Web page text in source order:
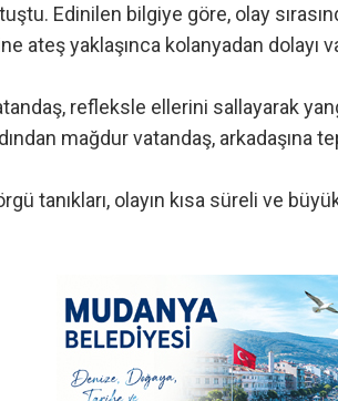
Edinilen bilgiye göre, olay
ateş yaklaşınca kolanyadan dolayı
refleksle ellerini sallayarak
mağdur vatandaş, arkadaşına
tanıkları, olayın kısa süreli ve